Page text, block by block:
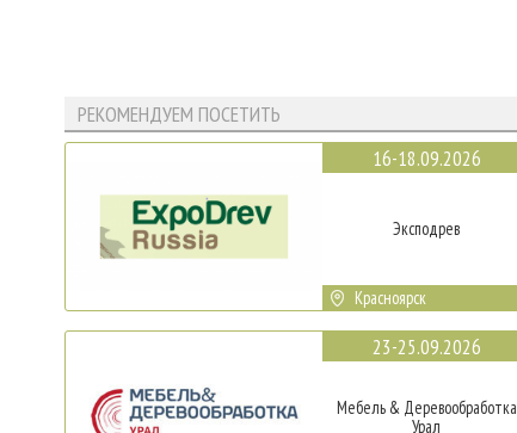
РЕКОМЕНДУЕМ ПОСЕТИТЬ
16-18.09.2026
Эксподрев
Красноярск
23-25.09.2026
Мебель & Деревообработка
Урал